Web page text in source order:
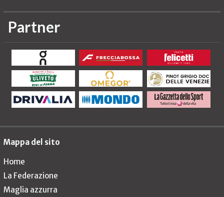
Partner
Mappa del sito
Home
La Federazione
Maglia azzurra